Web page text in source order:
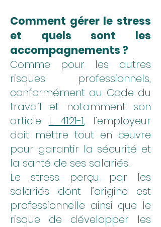
Comment gérer le stress
et quels sont les
accompagnements ?
Comme pour les autres
risques professionnels,
conformément au Code du
travail et notamment son
article L 4121-1, l’employeur
doit mettre tout en œuvre
pour garantir la sécurité et
la santé de ses salariés.
Le stress perçu par les
salariés dont l’origine est
professionnelle ainsi que le
risque de développer les